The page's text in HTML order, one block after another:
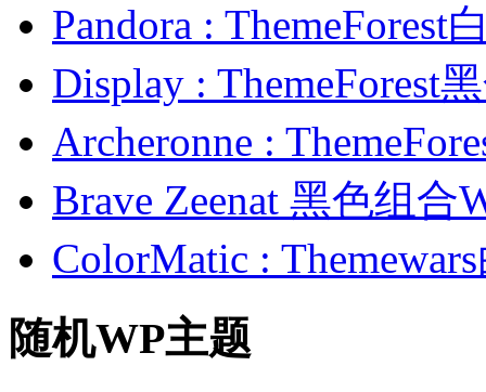
Pandora : ThemeForest
Display : ThemeForest
Archeronne :
Brave Zeenat 黑色组合
ColorMatic :
随机WP主题